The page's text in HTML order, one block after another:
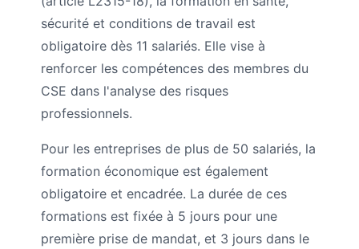
sécurité et conditions de travail est
obligatoire dès 11 salariés. Elle vise à
renforcer les compétences des membres du
CSE dans l'analyse des risques
professionnels.
Pour les entreprises de plus de 50 salariés, la
formation économique est également
obligatoire et encadrée. La durée de ces
formations est fixée à 5 jours pour une
première prise de mandat, et 3 jours dans le